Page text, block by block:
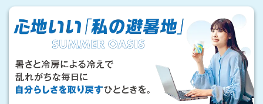
ッ
シ
ュ
も
、
心
地
い
「